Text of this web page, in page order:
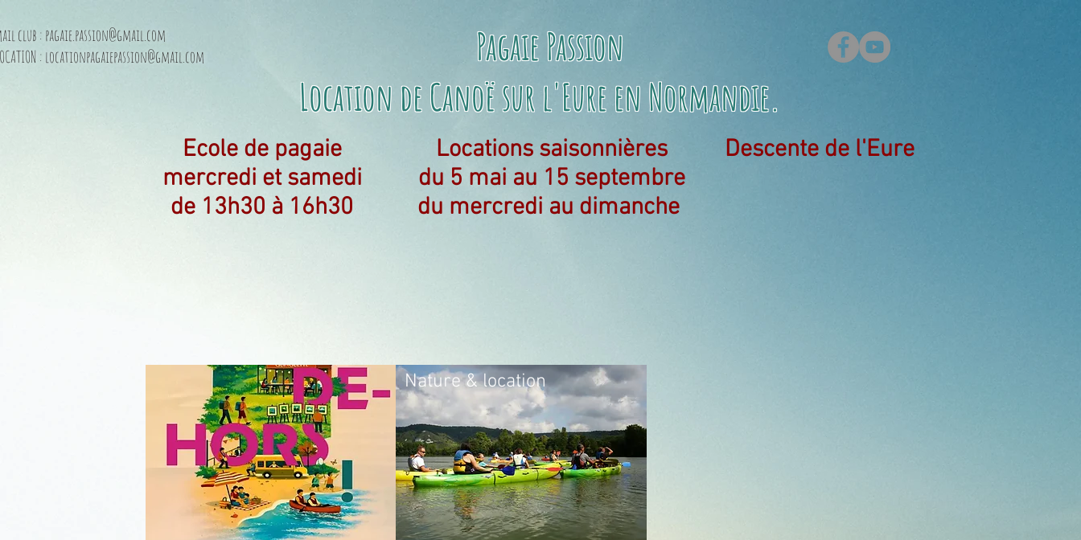
club : pagaie.passion@gmail.com
:locationpagaiepassion@gmail.com
Pagaie Passion
Location de Canoë sur l'Eureen Normandie.
Locations saisonnières
du 5 mai au 15 septembre
du mercredi au dimanche
Ecole de pagaie
mercredi et samedi
de 13h30 à 16h30
Descente de l'Eure
Nature & location